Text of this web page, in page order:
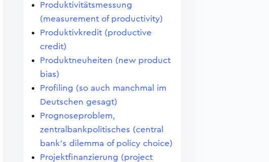
Produktivitätsmessung
(measurement of productivity)
Produktivkredit (productive
credit)
Produktneuheiten (new product
bias)
Profiling (so auch manchmal im
Deutschen gesagt)
Prognoseproblem,
zentralbankpolitisches (central
bank's dilemma of policy choice)
Projektfinanzierung (project